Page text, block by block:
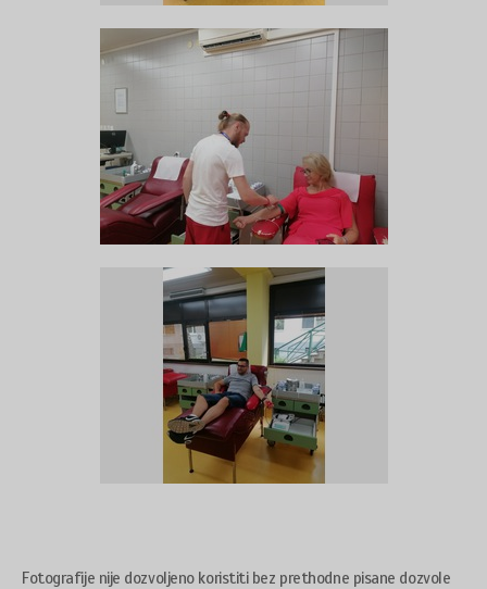
Fotografije nije dozvoljeno koristiti bez prethodne pisane dozvole